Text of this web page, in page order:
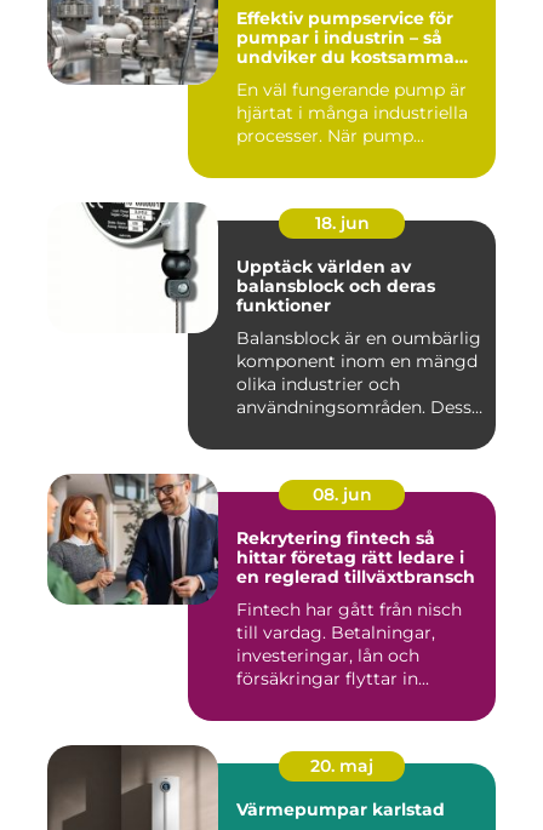
Effektiv pumpservice för
pumpar i industrin – så
undviker du kostsamma
En väl fungerande pump är
hjärtat i många industriella
processer. När pump...
18. jun
Upptäck världen av
balansblock och deras
funktioner
Balansblock är en oumbärlig
komponent inom en mängd
olika industrier och
användningsområden. Dessa
08. jun
Rekrytering fintech så
hittar företag rätt ledare i
en reglerad tillväxtbransch
Fintech har gått från nisch
till vardag. Betalningar,
investeringar, lån och
försäkringar flyttar in...
20. maj
Värmepumpar karlstad